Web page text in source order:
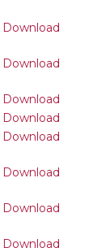
Download
Download
Download
Download
Download
Download
Download
Download